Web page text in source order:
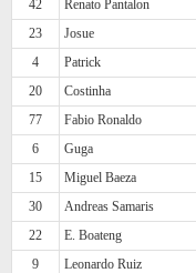
42
Renato Pantalon
23
Josue
4
Patrick
20
Costinha
77
Fabio Ronaldo
6
Guga
15
Miguel Baeza
30
Andreas Samaris
22
E. Boateng
9
Leonardo Ruiz